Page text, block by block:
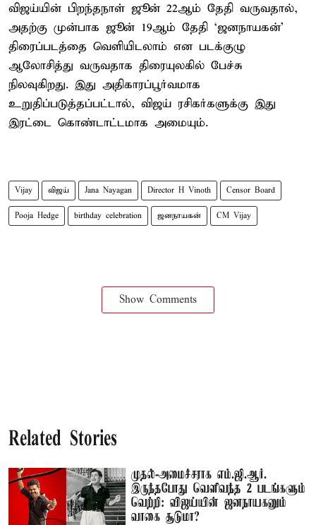
விஜய்யின் பிறந்தநாள் ஜூன் 22ஆம் தேதி வருவதால்,
அதற்கு முன்பாக ஜூன் 19ஆம் தேதி ‘ஜனநாயகன்’
திரைப்படத்தை வெளியிடலாம் என படக்குழு
ஆலோசித்து வருவதாக திரையுலகில் பேச்சு
நிலவுகிறது. இது அதிகாரப்பூர்வமாக
உறுதிப்படுத்தப்பட்டால், விஜய் ரசிகர்களுக்கு இது
இரட்டை கொண்டாட்டமாக அமையும்.
Vijay விஜய் Jana Nayagan Director H Vinoth Censor Board
Pooja Hedge birthday celebration ஜனநாயகன் CM Vijay
Show Comments
Related Stories
முதல்-அமைச்சராக எம்.ஜி.ஆர்.
இருந்தபோது வெளிவந்த 2 படங்களும்
வெற்றி: விஜய்யின் ஜனநாயகனும்
வாகை சூடுமா?